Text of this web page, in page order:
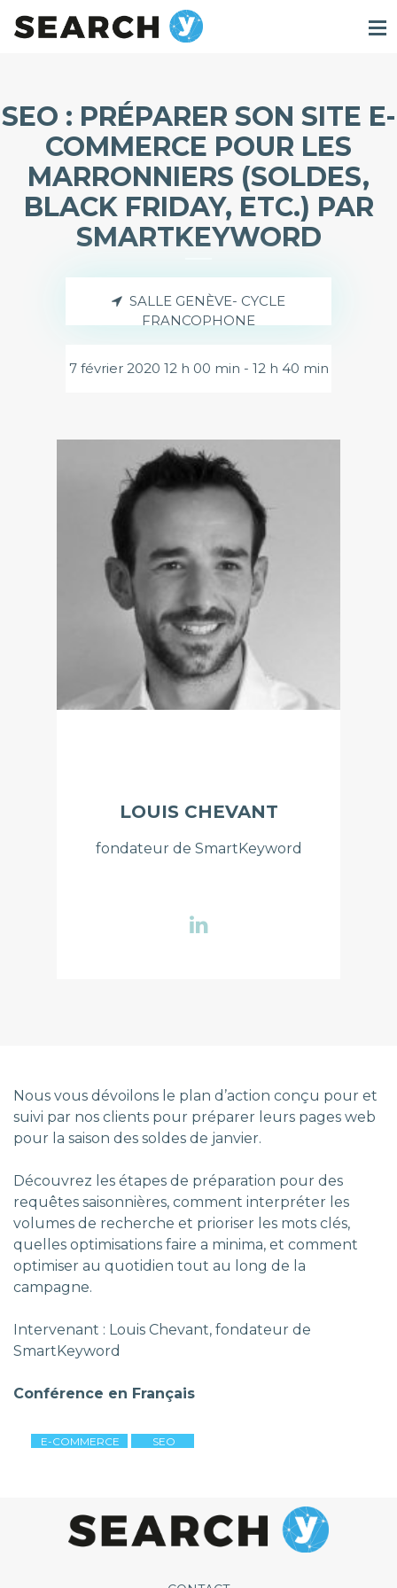
SEO : PRÉPARER SON SITE E-
COMMERCE POUR LES
MARRONNIERS (SOLDES,
BLACK FRIDAY, ETC.) PAR
SMARTKEYWORD
SALLE GENÈVE- CYCLE
FRANCOPHONE
7 février 2020 12 h 00 min - 12 h 40 min
LOUIS CHEVANT
fondateur de SmartKeyword
Nous vous dévoilons le plan d’action conçu pour et
suivi par nos clients pour préparer leurs pages web
pour la saison des soldes de janvier.
Découvrez les étapes de préparation pour des
requêtes saisonnières, comment interpréter les
volumes de recherche et prioriser les mots clés,
quelles optimisations faire a minima, et comment
optimiser au quotidien tout au long de la
campagne.
Intervenant : Louis Chevant, fondateur de
SmartKeyword
Conférence en Français
E-COMMERCE SEO